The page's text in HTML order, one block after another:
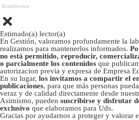
Estimado(a) lector(a)
En Gestión, valoramos profundamente la
realizamos para mantenerlos informados.
no está permitido, reproducir,
o parcialmente los contenidos que
autorizacion previa y expresa de Empresa
En su lugar, los invitamos a compartir el
publicaciones, para que más personas
veraz y de calidad directamente desde
Asimismo, pueden suscribirse y disfrutar
exclusivo que elaboramos para Uds.
Gracias por ayudarnos a proteger y valorar